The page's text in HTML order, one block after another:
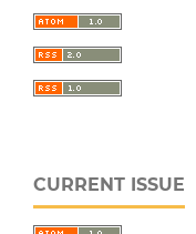
CURRENT ISSUE